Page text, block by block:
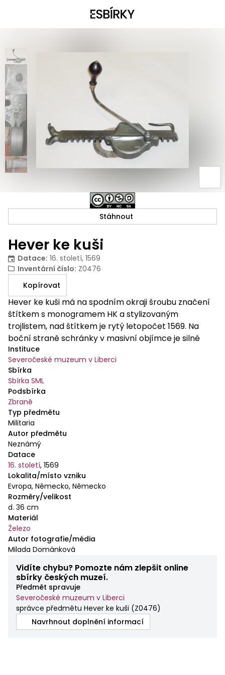
Hever ke kuši
Datace: 16. století, 1569
Inventární číslo: Z0476
Kopírovat
Hever ke kuši má na spodním okraji šroubu značení
štítkem s monogramem HK a stylizovaným
trojlistem, nad štítkem je rytý letopočet 1569. Na
boční straně schránky v masivní objímce je silné
konopné obplétané poutko.
Instituce
Severočeské muzeum v Liberci
Sbírka
Sbírka SML
Podsbírka
Zbraně
Typ předmětu
Militaria
Autor předmětu
Neznámý
Datace
16. století, 1569
Lokalita/místo vzniku
Evropa, Německo, Německo
Rozměry/velikost
d. 36 cm
Materiál
Železo
Autor fotografie/média
Milada Dománková
Vidíte chybu? Pomozte nám zlepšit online
sbírky českých muzeí.
Předmět spravuje
Severočeské muzeum v Liberci
správce předmětu Hever ke kuši (Z0476)
Navrhnout doplnění informací
Stáhnout